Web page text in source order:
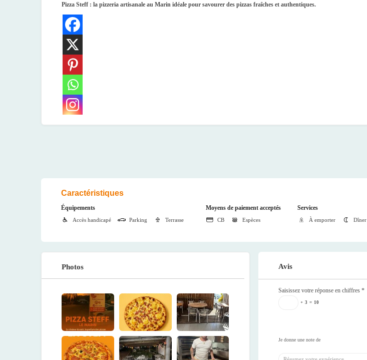
Pizza Steff : la pizzeria artisanale au Marin idéale pour savourer des pizzas fraîches et authentiques.
Caractéristiques
Équipements
Accès handicapé Parking Terrasse
Moyens de paiement acceptés
CB Espèces
Services
À emporter Dîner
Photos Avis
Saisissez votre réponse en chiffres*
+ 3 = 10